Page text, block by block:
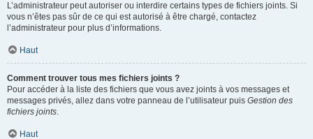
L’administrateur peut autoriser ou interdire certains types de fichiers joints. Si
vous n’êtes pas sûr de ce qui est autorisé à être chargé, contactez
l’administrateur pour plus d’informations.
Haut
Comment trouver tous mes fichiers joints ?
Pour accéder à la liste des fichiers que vous avez joints à vos messages et
messages privés, allez dans votre panneau de l’utilisateur puis Gestion des
fichiers joints.
Haut